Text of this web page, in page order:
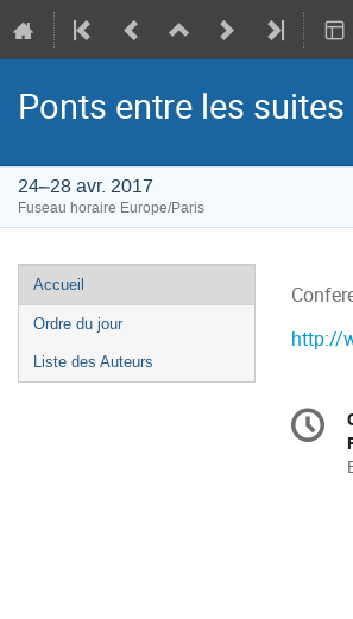
Ponts entre les
24–28 avr. 2017
Fuseau horaire Europe/Paris
Menu
de
l'événement
Accueil
Ordre du jour
Liste des Auteurs
http://
de